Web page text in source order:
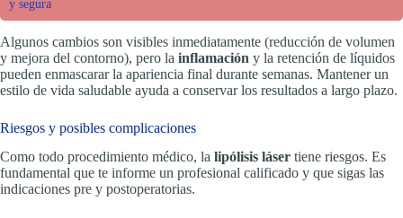
y segura
Algunos cambios son visibles inmediatamente (reducción de volumen
y mejora del contorno), pero la inflamación y la retención de líquidos
pueden enmascarar la apariencia final durante semanas. Mantener un
estilo de vida saludable ayuda a conservar los resultados a largo plazo.
Riesgos y posibles complicaciones
Como todo procedimiento médico, la lipólisis láser tiene riesgos. Es
fundamental que te informe un profesional calificado y que sigas las
indicaciones pre y postoperatorias.